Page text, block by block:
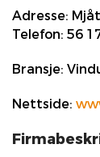
Adresse:
Telefon: 56
Bransje:
Nettside: